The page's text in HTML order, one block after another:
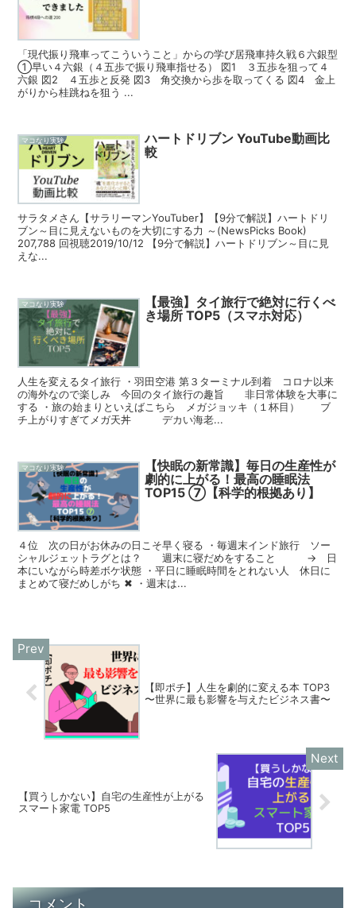
「現代振り飛車ってこういうこと」からの学び居飛車持久戦６六銀型
①早い４六銀（４五歩で振り飛車指せる） 図1 ３五歩を狙って４
六銀 図2 ４五歩と反発 図3 角交換から歩を取ってくる 図4 金上
がりから桂跳ねを狙う ...
マコなり実験
ハートドリブン YouTube動画比
較
サラタメさん【サラリーマンYouTuber】【9分で解説】ハートドリ
ブン～目に見えないものを大切にする力 ～(NewsPicks Book)
207,788 回視聴2019/10/12 【9分で解説】ハートドリブン～目に見
えな...
マコなり実験
【最強】タイ旅行で絶対に行くべ
き場所 TOP5（スマホ対応）
人生を変えるタイ旅行 ・羽田空港 第３ターミナル到着 コロナ以来
の海外なので楽しみ 今回のタイ旅行の趣旨 非日常体験を大事に
する ・旅の始まりといえばこちら メガジョッキ（１杯目） ブ
チ上がりすぎてメガ天丼 デカい海老...
マコなり実験
【快眠の新常識】毎日の生産性が
劇的に上がる！最高の睡眠法
TOP15 ⑦【科学的根拠あり】
４位 次の日がお休みの日こそ早く寝る ・毎週末インド旅行 ソー
シャルジェットラグとは？ 週末に寝だめをすること → 日
本にいながら時差ボケ状態 ・平日に睡眠時間をとれない人 休日に
まとめて寝だめしがち ✖ ・週末は...
【即ポチ】人生を劇的に変える本 TOP3
〜世界に最も影響を与えたビジネス書〜
【買うしかない】自宅の生産性が上がる
スマート家電 TOP5
コメント